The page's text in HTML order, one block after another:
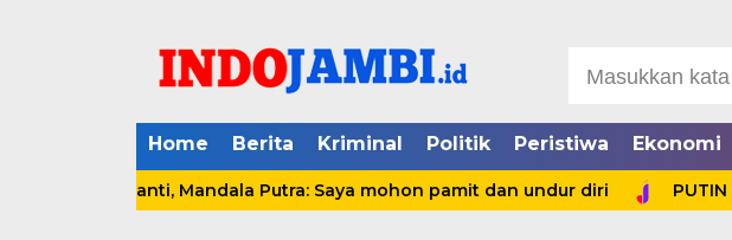
Home Berita Kriminal Politik Peristiwa Ekonomi
Berganti, Mandala Putra: Saya mohon pamit dan undur diri PUTIN Rilis